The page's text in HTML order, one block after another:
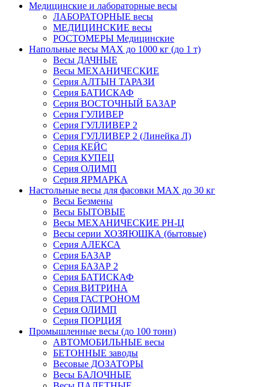
Медицинские и лабораторные весы
ЛАБОРАТОРНЫЕ весы
МЕДИЦИНСКИЕ весы
РОСТОМЕРЫ Медицинские
Напольные весы MAX до 1000 кг (до 1 т)
Весы ДАЧНЫЕ
Весы МЕХАНИЧЕСКИЕ
Серия АЛТЫН ТАРАЗИ
Серия БАТИСКАФ
Серия ВОСТОЧНЫЙ БАЗАР
Серия ГУЛИВЕР
Серия ГУЛЛИВЕР 2
Серия ГУЛЛИВЕР 2 (Линейка Л)
Серия КЕЙС
Серия КУПЕЦ
Серия ОЛИМП
Серия ЯРМАРКА
Настольные весы для фасовки MAX до 30 кг
Весы Безмены
Весы БЫТОВЫЕ
Весы МЕХАНИЧЕСКИЕ РН-Ц
Весы серии ХОЗЯЮШКА (бытовые)
Серия АЛЕКСА
Серия БАЗАР
Серия БАЗАР 2
Серия БАТИСКАФ
Серия ВИТРИНА
Серия ГАСТРОНОМ
Серия ОЛИМП
Серия ПОРЦИЯ
Промышленные весы (до 100 тонн)
АВТОМОБИЛЬНЫЕ весы
БЕТОННЫЕ заводы
Весовые ДОЗАТОРЫ
Весы БАЛОЧНЫЕ